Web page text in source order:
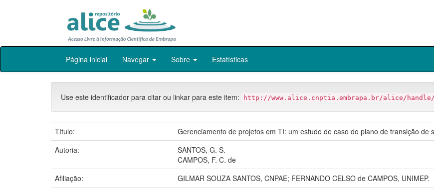
Skip
Página inicial Navegar Sobre Estatísticas
Use este identificador para citar ou linkar para este item: http://www.alice.cnptia.embrapa.br/alice/handle/
Título:
Gerenciamento de projetos em TI: um estudo de caso do plano de transição de
Autoria:
SANTOS, G. S.
CAMPOS, F. C. de
Afiliação:
GILMAR SOUZA SANTOS, CNPAE; FERNANDO CELSO de CAMPOS, UNIMEP.